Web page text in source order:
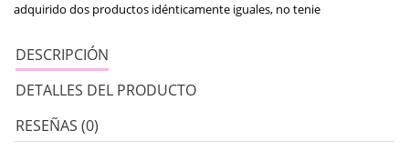
adquirido dos productos idénticamente iguales, no tenie
DESCRIPCIÓN
DETALLES DEL PRODUCTO
RESEÑAS (0)